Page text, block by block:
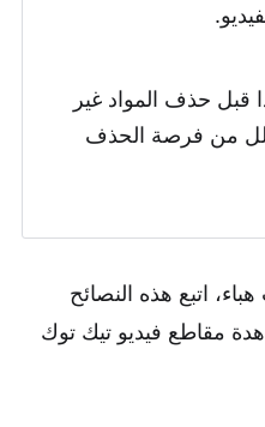
قبل حذف المواد غير
من فرصة الحذف
اتبع هذه النصائح
مقاطع فيديو تيك توك